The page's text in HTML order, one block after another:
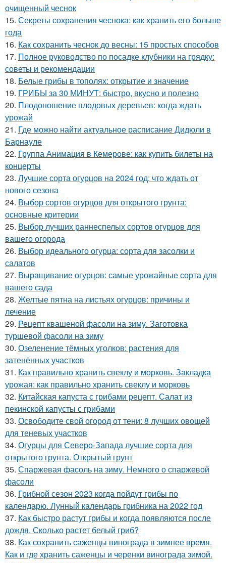
очищенный чеснок
15. Секреты сохранения чеснока: как хранить его больше
года
16. Как сохранить чеснок до весны: 15 простых способов
17. Полное руководство по посадке клубники на грядку:
советы и рекомендации
18. Белые грибы в тополях: открытие и значение
19. ГРИБЫ за 30 МИНУТ: быстро, вкусно и полезно
20. Плодоношение плодовых деревьев: когда ждать
урожай
21. Где можно найти актуальное расписание Дидюли в
Барнауле
22. Группа Анимация в Кемерове: как купить билеты на
концерты
23. Лучшие сорта огурцов на 2024 год: что ждать от
нового сезона
24. Выбор сортов огурцов для открытого грунта:
основные критерии
25. Выбор лучших раннеспелых сортов огурцов для
вашего огорода
26. Выбор идеального огурца: сорта для засолки и
салатов
27. Выращивание огурцов: самые урожайные сорта для
вашего сада
28. Желтые пятна на листьях огурцов: причины и
лечение
29. Рецепт квашеной фасоли на зиму. Заготовка
туршевой фасоли на зиму
30. Озеленение тёмных уголков: растения для
затенённых участков
31. Как правильно хранить свеклу и морковь. Закладка
урожая: как правильно хранить свеклу и морковь
32. Китайская капуста с грибами рецепт. Салат из
пекинской капусты с грибами
33. Освободите свой огород от тени: 8 лучших овощей
для теневых участков
34. Огурцы для Северо-Запада лучшие сорта для
открытого грунта. Открытый грунт
35. Спаржевая фасоль на зиму. Немного о спаржевой
фасоли
36. Грибной сезон 2023 когда пойдут грибы по
календарю. Лунный календарь грибника на 2022 год
37. Как быстро растут грибы и когда появляются после
дождя. Сколько растет белый гриб?
38. Как сохранить саженцы винограда в зимнее время.
Как и где хранить саженцы и черенки винограда зимой.